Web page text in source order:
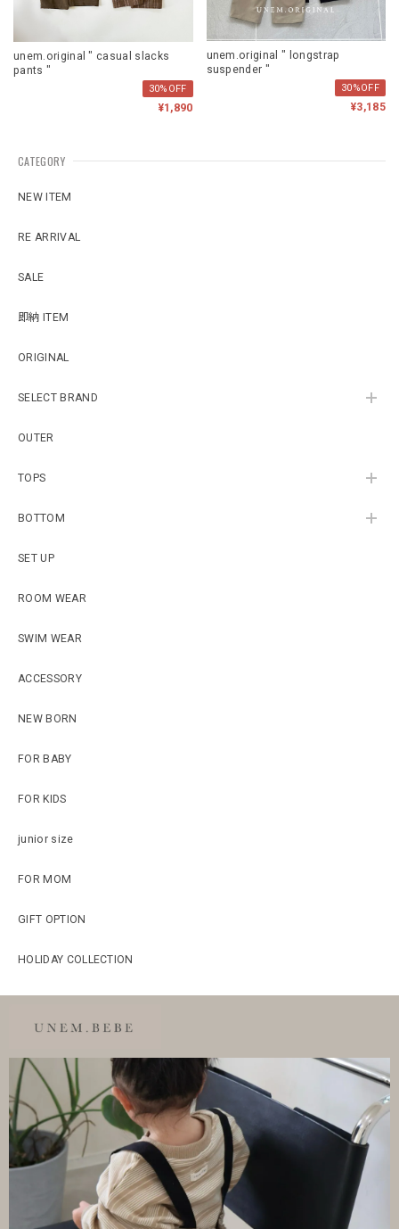
unem.original " casual slacks
pants "
30%OFF
¥1,890
unem.original " longstrap
suspender "
30%OFF
¥3,185
CATEGORY
NEW ITEM
RE ARRIVAL
SALE
即納 ITEM
ORIGINAL
SELECT BRAND
OUTER
TOPS
BOTTOM
SET UP
ROOM WEAR
SWIM WEAR
ACCESSORY
NEW BORN
FOR BABY
FOR KIDS
junior size
FOR MOM
GIFT OPTION
HOLIDAY COLLECTION